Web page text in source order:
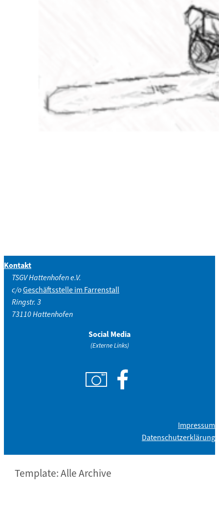
Kontakt
TSGV Hattenhofen e.V.
c/oGeschäftsstelle im Farrenstall
Ringstr. 3
73110 Hattenhofen
Social Media
(Externe Links)
Impressum
Datenschutzerklärung
Template: Alle Archive